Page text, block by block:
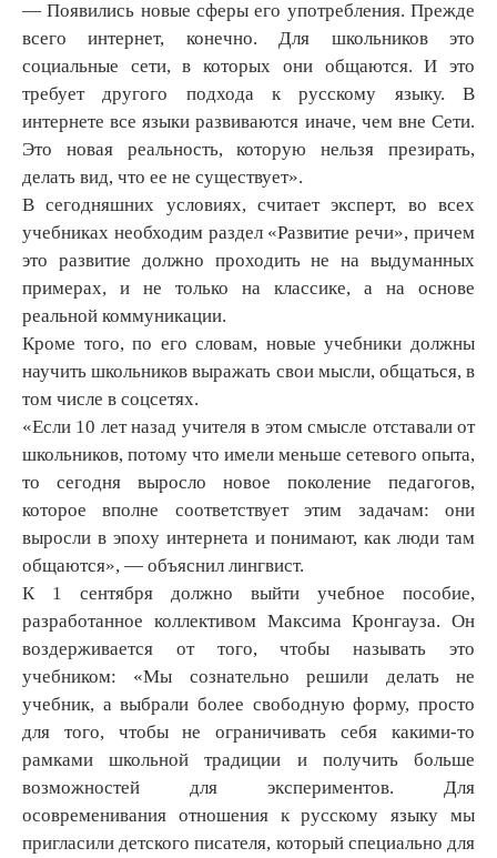
— Появились новые сферы его употребления. Прежде
всего интернет, конечно. Для школьников это
социальные сети, в которых они общаются. И это
требует другого подхода к русскому языку. В
интернете все языки развиваются иначе, чем вне Сети.
Это новая реальность, которую нельзя презирать,
делать вид, что ее не существует».
В сегодняшних условиях, считает эксперт, во всех
учебниках необходим раздел «Развитие речи», причем
это развитие должно проходить не на выдуманных
примерах, и не только на классике, а на основе
реальной коммуникации.
Кроме того, по его словам, новые учебники должны
научить школьников выражать свои мысли, общаться, в
том числе в соцсетях.
«Если 10 лет назад учителя в этом смысле отставали от
школьников, потому что имели меньше сетевого опыта,
то сегодня выросло новое поколение педагогов,
которое вполне соответствует этим задачам: они
выросли в эпоху интернета и понимают, как люди там
общаются», — объяснил лингвист.
К 1 сентября должно выйти учебное пособие,
разработанное коллективом Максима Кронгауза. Он
воздерживается от того, чтобы называть это
учебником: «Мы сознательно решили делать не
учебник, а выбрали более свободную форму, просто
для того, чтобы не ограничивать себя какими-то
рамками школьной традиции и получить больше
возможностей для экспериментов. Для
осовременивания отношения к русскому языку мы
пригласили детского писателя, который специально для